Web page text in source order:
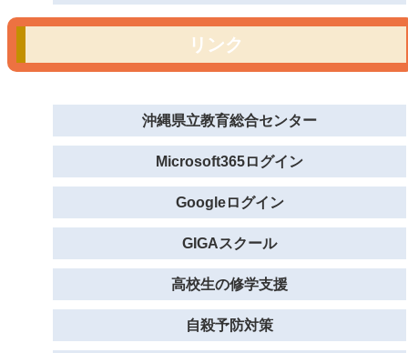
リンク
沖縄県立教育総合センター
Microsoft365ログイン
Googleログイン
GIGAスクール
高校生の修学支援
自殺予防対策